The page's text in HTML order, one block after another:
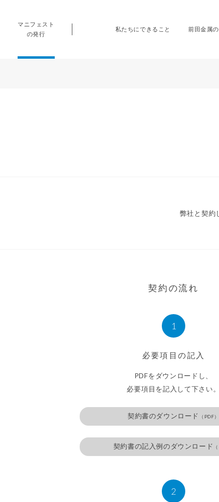
マニフェスト
の発行
私たちにできること 前田金属
弊社と契約
契約の流れ
1
必要項目の記入
PDFをダウンロードし、
必要項目を記入して下さい
契約書のダウンロード （PDF）
契約書の記入例のダウンロード
2